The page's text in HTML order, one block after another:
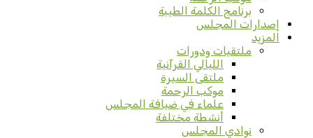
برنامج الكلمة الطيبة
إصدارات المجلس
المزيد
ملتقيات ودورات
الليالي القرآنية
ملتقى السيرة
موكب الرحمة
علماء في ضيافة المجلس
أنشطة مختلفة
نوادي المجلس